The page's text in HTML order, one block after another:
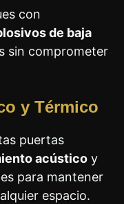
con
de baja
sin comprometer
y Térmico
puertas
acústico y
para mantener
espacio.